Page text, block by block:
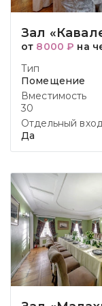
Зал
от 8000 ₽ на
Тип
Помещение
Вместимость
30
Отдельный
Да